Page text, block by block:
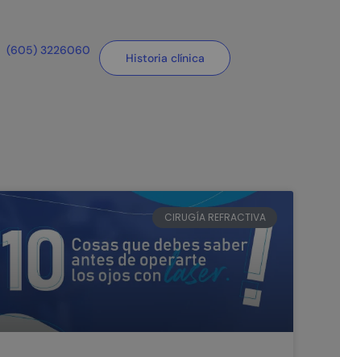
(605) 3226060
Historia clínica
CIRUGÍA REFRACTIVA